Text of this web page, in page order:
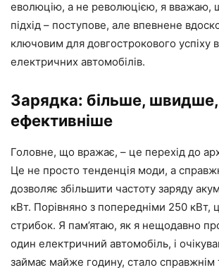
еволюцію, а не революцією, я вважаю,
підхід – поступове, але впевнене
ключовим для довгострокового успіху
електричних автомобілів.
Зарядка: більше, швидше,
ефективніше
Головне, що вражає, – це перехід до
Це не просто тенденція моди, а
дозволяє збільшити частоту заряду
кВт. Порівняно з попередніми 250 кВт,
стрибок. Я пам’ятаю, як я нещодавно
один електричний автомобіль, і
займає майже годину, стало справжнім